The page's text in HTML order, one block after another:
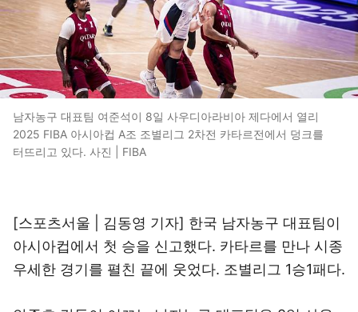
남자농구 대표팀 여준석이 8일 사우디아라비아 제다에서 열리
2025 FIBA 아시아컵 A조 조별리그 2차전 카타르전에서 덩크를
터뜨리고 있다. 사진 | FIBA
[스포츠서울 | 김동영 기자] 한국 남자농구 대표팀이
아시아컵에서 첫 승을 신고했다. 카타르를 만나 시종
우세한 경기를 펼친 끝에 웃었다. 조별리그 1승1패다.